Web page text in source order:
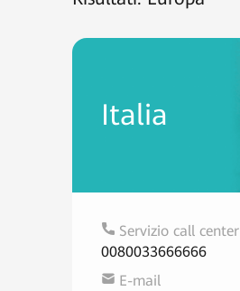
Italia
Servizio call center
0080033666666
E-mail